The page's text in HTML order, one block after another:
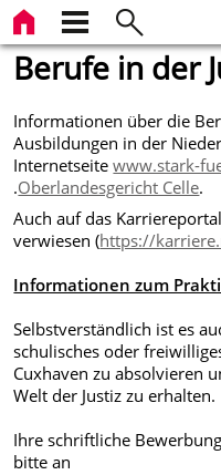
Berufe in der
Informationen über die
Ausbildungen in der
Internetseitewww.stark-
.Oberlandesgericht Celle.
Auch auf das
verwiesen (https://
Informationen zum
Selbstverständlich ist es
schulisches oder
Cuxhaven zu absolvieren
Welt der Justiz zu erhalten.
Ihre schriftliche
bitte an